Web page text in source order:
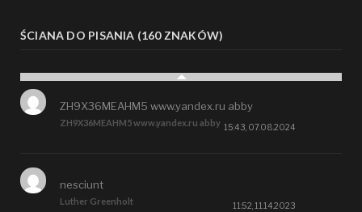
ŚCIANA DO PISANIA (160 ZNAKÓW)
ZH9X36MEAHM5 www.yandex.ru abby
ZH9X36MEAHM5 www.yandex.ru abby
15:43, 07.08.2024
Luther Greenholt
nesciunt
11:52, 11.14.2023